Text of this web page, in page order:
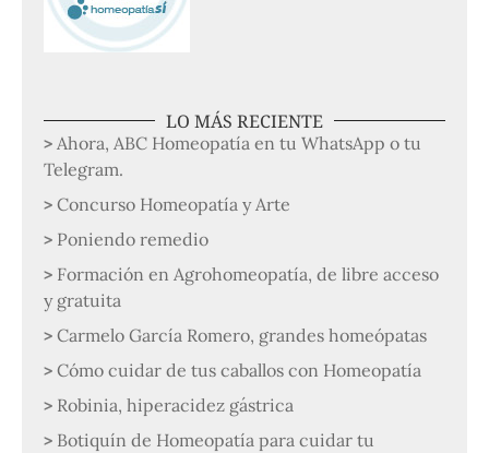
LO MÁS RECIENTE
Ahora, ABC Homeopatía en tu WhatsApp o tu
Telegram.
Concurso Homeopatía y Arte
Poniendo remedio
Formación en Agrohomeopatía, de libre acceso
y gratuita
Carmelo García Romero, grandes homeópatas
Cómo cuidar de tus caballos con Homeopatía
Robinia, hiperacidez gástrica
Botiquín de Homeopatía para cuidar tu